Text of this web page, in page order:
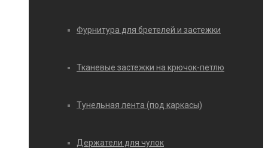
Фурнитура для бретелей и застежки
Тканевые застежки на крючок-петлю
Тунельная лента (под каркасы)
Держатели для чулок